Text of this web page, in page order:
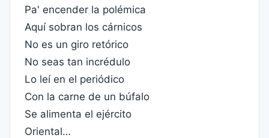
Pa' encender la polémica
Aquí sobran los cárnicos
No es un giro retórico
No seas tan incrédulo
Lo leí en el periódico
Con la carne de un búfalo
Se alimenta el ejército
Oriental…